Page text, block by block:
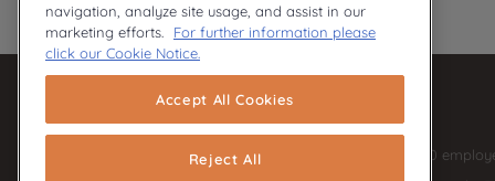
© 2026 Ariston Privacy Policy Cookie Policy
Our parent company, Beko has 55,000
navigation, analyze site usage, and assist in our
marketing efforts.
For further information please
click our Cookie Notice.
Accept All Cookies
Reject All